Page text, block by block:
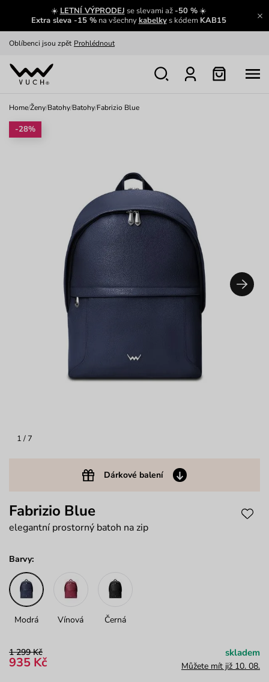
☀️ LETNÍ VÝPRODEJ se slevami až -50 %☀️
Extra sleva -15 %na všechnykabelkys kódem KAB15
Výměna a vrácení zdarma Zobrazit
Oblíbenci jsou zpět Prohlédnout
Nech se inspirovat
Home/Ženy/Batohy/Batohy/Fabrizio Blue
1 / 7
Dárkové balení
-28%
Fabrizio Blue
elegantní prostorný batoh na zip
Barvy:
Modrá Vínová Černá
1 299 Kč
935 Kč
skladem
Můžete mít již 10. 08.